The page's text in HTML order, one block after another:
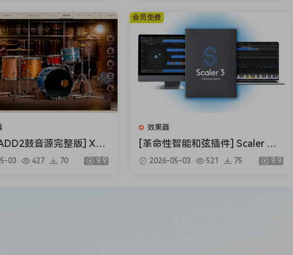
鼓音源完整版] XLN
Drums 2 Comp
FIXED ONLY-R2R
03 427 70 9.9
效果器
[革命性智能和弦插件] Scaler Mu
sic Scaler 3 v3.2.2 Regged-HCi
SO [MacOSX]（1.45GB）
2026-05-03 521 75 9.9
会员免费